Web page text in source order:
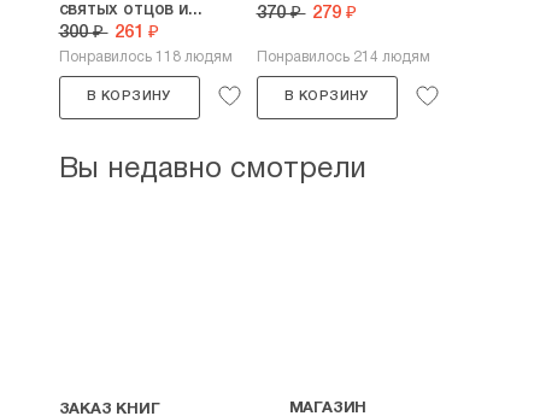
святых отцов и...
300 ₽ 261 ₽
Понравилось 118 людям
В КОРЗИНУ
370 ₽ 279 ₽
Понравилось 214 людям
В КОРЗИНУ
Вы недавно смотрели
ЗАКАЗ КНИГ
МАГАЗИН